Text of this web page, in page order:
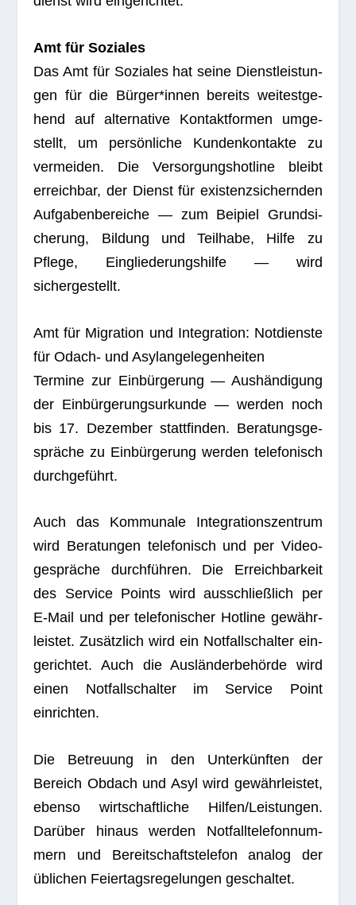
Amt für Soziales
Das Amt für Sozia­les hat seine Dienst­leis­tun­
gen für die Bürger*innen bereits wei­test­ge­
hend auf alter­na­tive Kon­takt­for­men umge­
stellt, um per­sön­li­che Kun­den­kon­takte zu
ver­mei­den. Die Ver­sor­gungs­hot­line bleibt
erreich­bar, der Dienst für exis­tenz­si­chern­den
Auf­ga­ben­be­rei­che — zum Bei­piel Grund­si­
che­rung, Bil­dung und Teil­habe, Hilfe zu
Pflege, Ein­glie­de­rungs­hilfe — wird
sichergestellt.
Amt für Migra­tion und Inte­gra­tion: Not­dienste
für Odach- und Asylangelegenheiten
Ter­mine zur Ein­bür­ge­rung — Aus­hän­di­gung
der Ein­bür­ge­rungs­ur­kunde — wer­den noch
bis 17. Dezem­ber statt­fin­den. Bera­tungs­ge­
sprä­che zu Ein­bür­ge­rung wer­den tele­fo­nisch
durchgeführt.
Auch das Kom­mu­nale Inte­gra­ti­ons­zen­trum
wird Bera­tun­gen tele­fo­nisch und per Video­
ge­sprä­che durch­füh­ren. Die Erreich­bar­keit
des Ser­vice Points wird aus­schließ­lich per
E‑Mail und per tele­fo­ni­scher Hot­line gewähr­
leis­tet. Zusätz­lich wird ein Not­fall­schal­ter ein­
ge­rich­tet. Auch die Aus­län­der­be­hörde wird
einen Not­fall­schal­ter im Ser­vice Point
einrichten.
Die Betreu­ung in den Unter­künf­ten der
Bereich Obdach und Asyl wird gewähr­leis­tet,
ebenso wirt­schaft­li­che Hilfen/Leistungen.
Dar­über hin­aus wer­den Not­fall­te­le­fon­num­
mern und Bereit­schafts­te­le­fon ana­log der
übli­chen Fei­er­tags­re­ge­lun­gen geschaltet.